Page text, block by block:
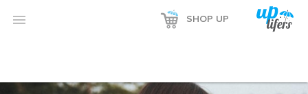
Reklamı Göster
Reklamı Gizle
 SHOP UP